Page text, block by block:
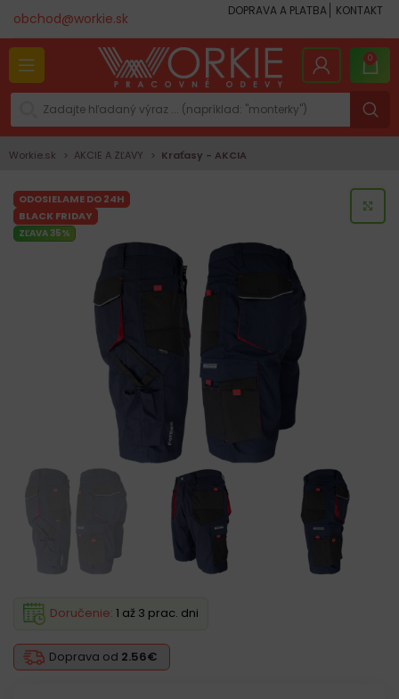
obchod@workie.sk DOPRAVA A PLATBA KONTAKT
0
Workie.sk AKCIE A ZĽAVY Kraťasy - AKCIA
ODOSIELAME DO 24H
BLACK FRIDAY
ZĽAVA 35%
Doprava od 2.56€
Doručenie: 1 až 3 prac. dni